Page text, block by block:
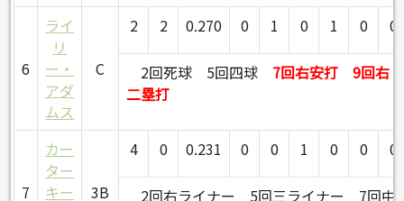
6
ライ
リ
ー・
アダ
ムス
C
2 2 0.270 0 1 0 1 0 0
2回死球 5回四球 7回右安打
9回右
二塁打
7
カー
ター
キー
3B
4 0 0.231 0 0 1 0 0 0
2回右ライナー 5回三ライナー
7回中